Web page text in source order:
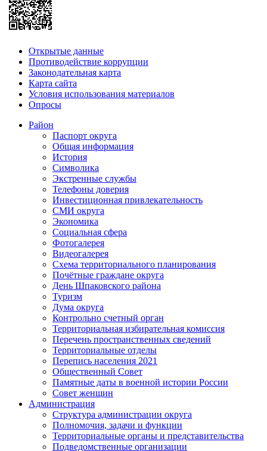
Открытые данные
Противодействие коррупции
Законодательная карта
Карта сайта
Условия использования материалов
Опросы
Район
Паспорт округа
Общая информация
История
Символика
Экстренные службы
Телефоны доверия
Инвестиционная привлекательность
СМИ округа
Экономика
Социальная сфера
Фотогалерея
Видеогалерея
Схема территориального планирования
Почётные граждане округа
День Шпаковского района
Туризм
Дума округа
Контрольно счетный орган
Территориальная избирательная комиссия
Перечень пространственных сведений
Территориальные отделы
Перепись населения 2021
Общественный Совет
Памятные даты в военной истории России
Совет женщин
Администрация
Структура администрации округа
Полномочия, задачи и функции
Территориальные органы и представительства
Подведомственные организации